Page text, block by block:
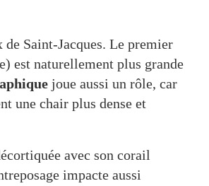
Saint-Jacques. Le premier
est naturellement plus grande
joue aussi un rôle, car
une chair plus dense et
avec son corail
impacte aussi